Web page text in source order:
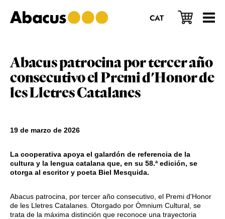
al
contenido
a
la
al
pie
CAT
Abacus patrocina por tercer año
consecutivo el Premi d'Honor de
les Lletres Catalanes
19 de marzo de 2026
La cooperativa apoya el galardón de referencia de la
cultura y la lengua catalana que, en su 58.ª edición, se
otorga al escritor y poeta Biel Mesquida.
Abacus patrocina, por tercer año consecutivo, el Premi d'Honor
de les Lletres Catalanes. Otorgado por Òmnium Cultural, se
trata de la máxima distinción que reconoce una trayectoria